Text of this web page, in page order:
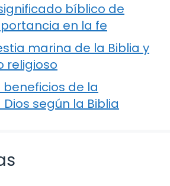
bíblico de
en la fe
marina de la Biblia y
religioso
beneficios de la
según la Biblia